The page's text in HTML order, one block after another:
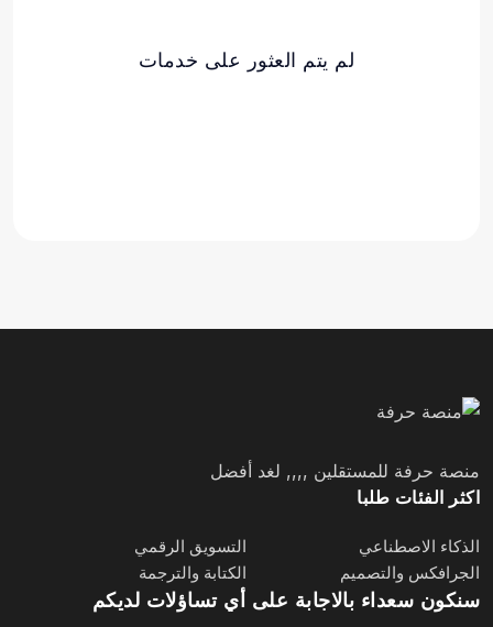
لم يتم العثور على خدمات
منصة حرفة للمستقلين ,,,, لغد أفضل
اكثر الفئات طلبا
الذكاء الاصطناعي
التسويق الرقمي
الجرافكس والتصميم
الكتابة والترجمة
سنكون سعداء بالاجابة على أي تساؤلات لديكم